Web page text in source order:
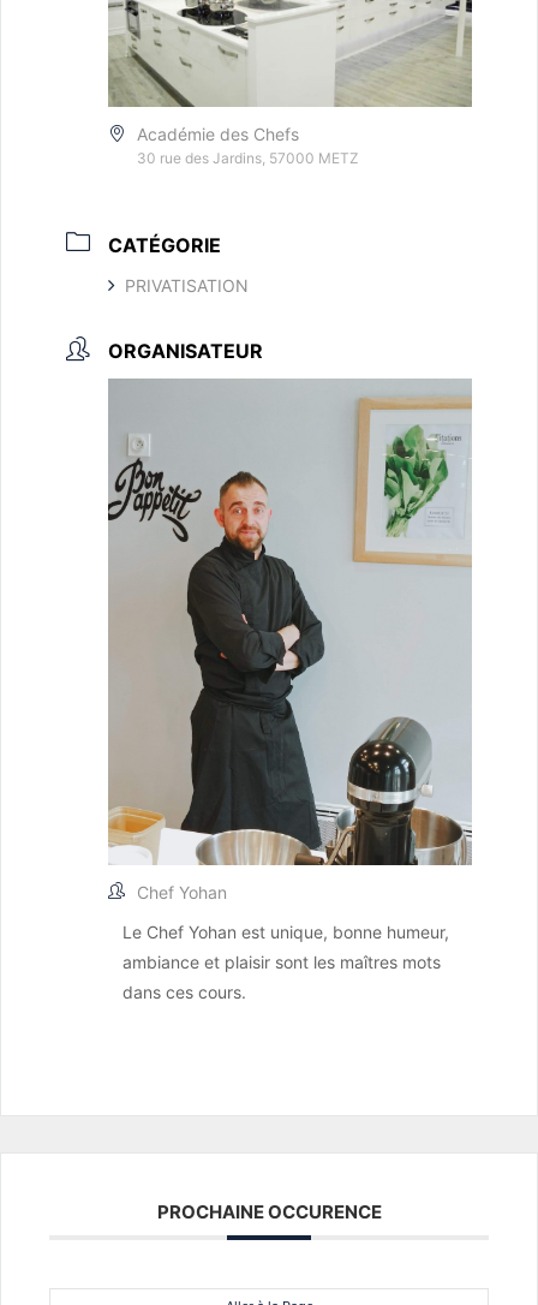
Académie des Chefs
30 rue des Jardins, 57000 METZ
CATÉGORIE
PRIVATISATION
ORGANISATEUR
Chef Yohan
Le Chef Yohan est unique, bonne humeur,
ambiance et plaisir sont les maîtres mots
dans ces cours.
PROCHAINE OCCURENCE